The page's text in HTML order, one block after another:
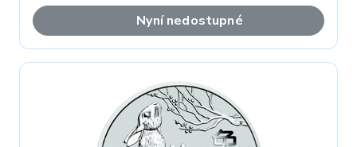
Nyní nedostupné